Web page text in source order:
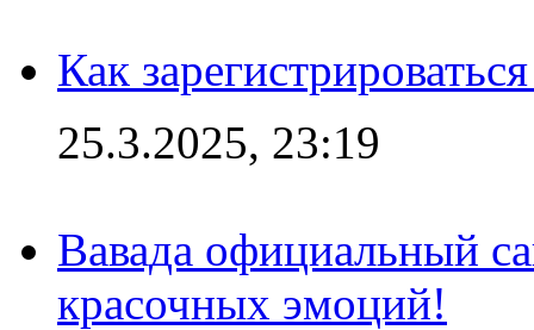
Как
25.3.2025, 23:19
Вавада официальный
красочных эмоций!